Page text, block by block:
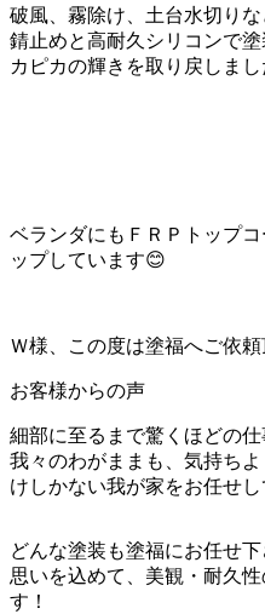
破風、霧除け、土台水切り
錆止めと高耐久シリコンで
カピカの輝きを取り戻しまし
ベランダにもＦＲＰトップ
ップしています😊
Ｗ様、この度は塗福へご依
お客様からの声
細部に至るまで驚くほどの
我々のわがままも、気持ち
けしかない我が家をお任せし
どんな塗装も塗福にお任せ
思いを込めて、美観・耐久
す！